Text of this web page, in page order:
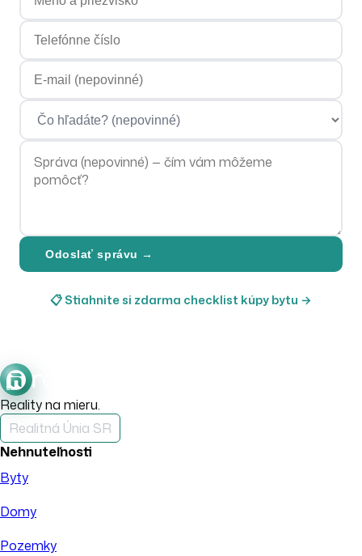
Telefónne číslo
E-mailová adresa
Čo hľadáte?
Správa
Odoslať správu →
📋 Stiahnite si zdarma checklist kúpy bytu →
Reality na mieru.
Realitná Únia SR
Nehnuteľnosti
Byty
Domy
Pozemky